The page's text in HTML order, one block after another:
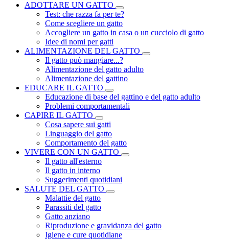
ADOTTARE UN GATTO
Test: che razza fa per te?
Come scegliere un gatto
Accogliere un gatto in casa o un cucciolo di gatto
Idee di nomi per gatti
ALIMENTAZIONE DEL GATTO
Il gatto può mangiare...?
Alimentazione del gatto adulto
Alimentazione del gattino
EDUCARE IL GATTO
Educazione di base del gattino e del gatto adulto
Problemi comportamentali
CAPIRE IL GATTO
Cosa sapere sui gatti
Linguaggio del gatto
Comportamento del gatto
VIVERE CON UN GATTO
Il gatto all'esterno
Il gatto in interno
Suggerimenti quotidiani
SALUTE DEL GATTO
Malattie del gatto
Parassiti del gatto
Gatto anziano
Riproduzione e gravidanza del gatto
Igiene e cure quotidiane